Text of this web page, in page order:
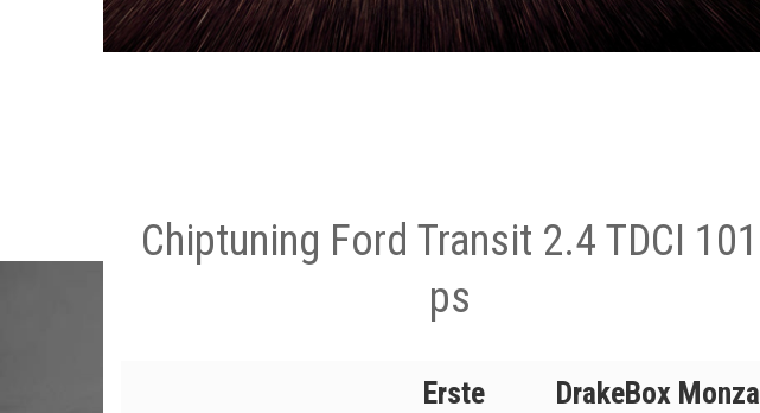
Chiptuning Ford Transit 2.4 TDCI 101
ps
Erste
DrakeBox Monza